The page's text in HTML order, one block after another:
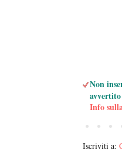
Non
Info
Iscriviti a: